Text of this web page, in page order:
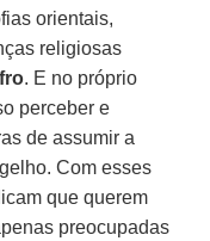
orientais,
religiosas
. E no próprio
perceber e
de assumir a
Com esses
que querem
preocupadas